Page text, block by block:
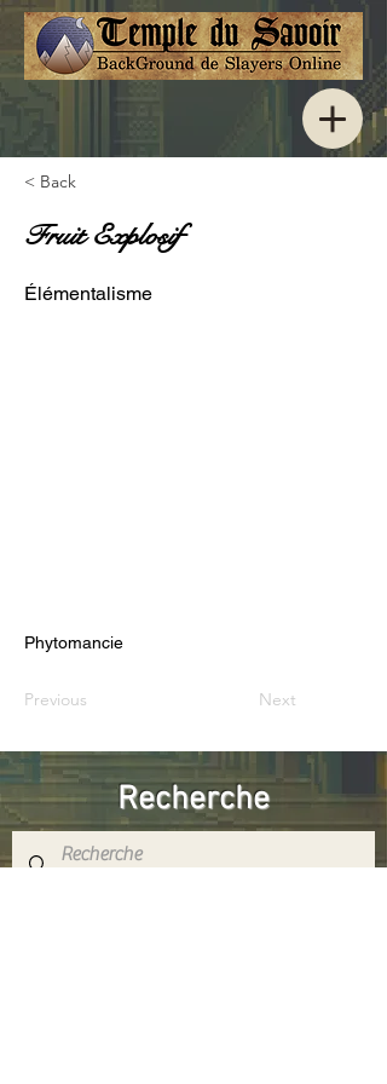
< Back
Fruit Explosif
Élémentalisme
Phytomancie
Previous Next
Recherche